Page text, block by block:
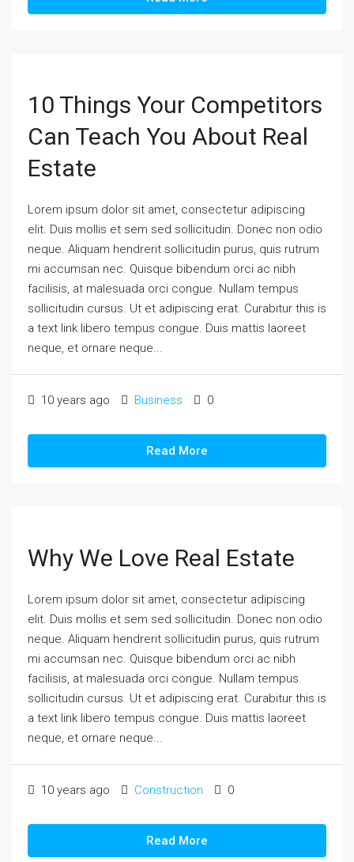
10 Things Your Competitors
Can Teach You About Real
Estate
Lorem ipsum dolor sit amet, consectetur adipiscing
elit. Duis mollis et sem sed sollicitudin. Donec non odio
neque. Aliquam hendrerit sollicitudin purus, quis rutrum
mi accumsan nec. Quisque bibendum orci ac nibh
facilisis, at malesuada orci congue. Nullam tempus
sollicitudin cursus. Ut et adipiscing erat. Curabitur this is
a text link libero tempus congue. Duis mattis laoreet
neque, et ornare neque...
10 years ago Business 0
Read More
Why We Love Real Estate
Lorem ipsum dolor sit amet, consectetur adipiscing
elit. Duis mollis et sem sed sollicitudin. Donec non odio
neque. Aliquam hendrerit sollicitudin purus, quis rutrum
mi accumsan nec. Quisque bibendum orci ac nibh
facilisis, at malesuada orci congue. Nullam tempus
sollicitudin cursus. Ut et adipiscing erat. Curabitur this is
a text link libero tempus congue. Duis mattis laoreet
neque, et ornare neque...
10 years ago Construction 0
Read More